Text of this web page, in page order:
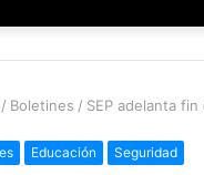
/ Boletines / SEP adelanta
Educación Seguridad